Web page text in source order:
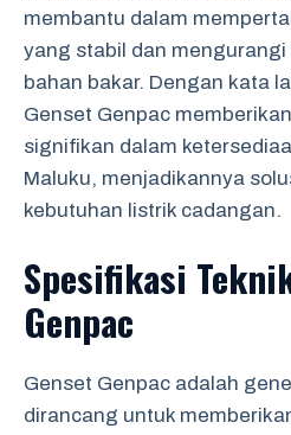
membantu dalam
yang stabil dan
bahan bakar. Dengan kata
Genset Genpac
signifikan dalam
Maluku, menjadikannya
kebutuhan listrik cadangan.
Spesifikasi
Genpac
Genset Genpac adalah
dirancang untuk